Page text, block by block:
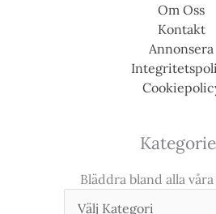
Om Oss
Kontakt
Annonsera
Bläddra bland alla